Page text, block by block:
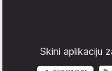
Skini aplikaciju